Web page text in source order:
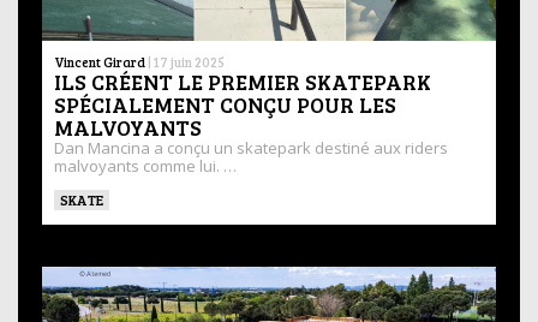
Vincent Girard | 17 juin 2025
ILS CRÉENT LE PREMIER SKATEPARK
SPÉCIALEMENT CONÇU POUR LES
MALVOYANTS
Dan Mancina a conçu un skatepark destiné aux riders
malvoyants comme lui. …
SKATE